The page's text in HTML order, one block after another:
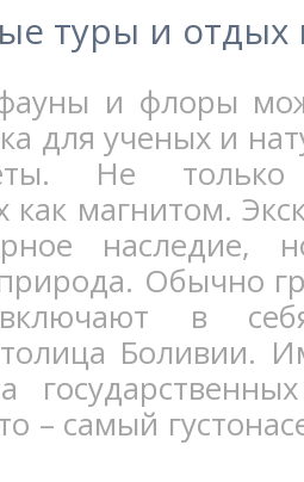
туры и
и флоры
для ученых и
Не только
как магнитом.
наследие,
Обычно
включают в
Боливии.
– самый